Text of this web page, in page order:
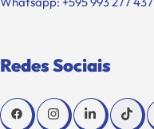
Redes Sociais